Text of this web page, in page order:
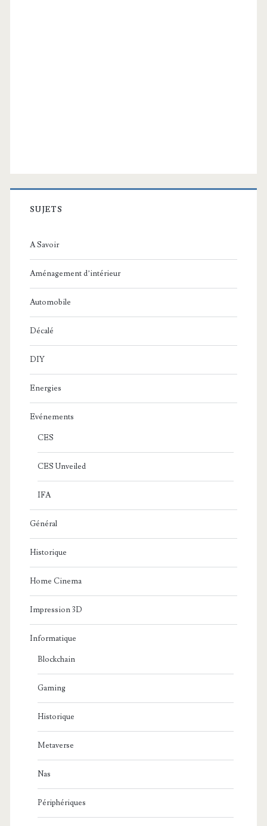
SUJETS
A Savoir
Aménagement d’intérieur
Automobile
Décalé
DIY
Energies
Evénements
CES
CES Unveiled
IFA
Général
Historique
Home Cinema
Impression 3D
Informatique
Blockchain
Gaming
Historique
Metaverse
Nas
Périphériques